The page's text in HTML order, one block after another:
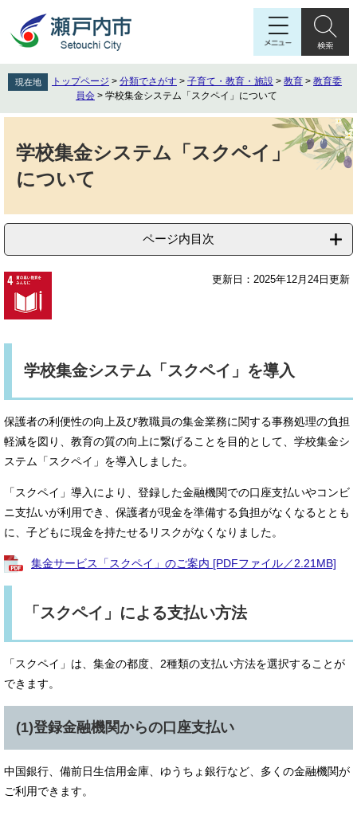
先
頭
を
飛
現在地 トップページ > 分類でさがす > 子育て・教育・施設 > 教育 > 教育委
員会 > 学校集金システム「スクペイ」について
学校集金システム「スクペイ」
について
ページ内目次
更新日：2025年12月24日更新
学校集金システム「スクペイ」を導入
保護者の利便性の向上及び教職員の集金業務に関する事務処理の負担
軽減を図り、教育の質の向上に繋げることを目的として、学校集金シ
ステム「スクペイ」を導入しました。
「スクペイ」導入により、登録した金融機関での口座支払いやコンビ
ニ支払いが利用でき、保護者が現金を準備する負担がなくなるととも
に、子どもに現金を持たせるリスクがなくなりました。
集金サービス「スクペイ」のご案内 [PDFファイル／2.21MB]
「スクペイ」による支払い方法
「スクペイ」は、集金の都度、2種類の支払い方法を選択することが
できます。
(1)登録金融機関からの口座支払い
中国銀行、備前日生信用金庫、ゆうちょ銀行など、多くの金融機関が
ご利用できます。